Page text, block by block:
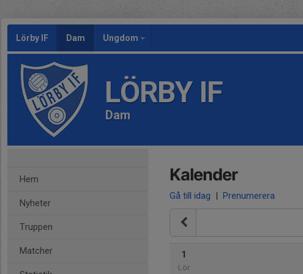
Lörby IF Dam Ungdom
LÖRBY IF
Dam
Hem
Nyheter
Truppen
Matcher
Kalender
Gå till idag | Prenumerera
1
Lör